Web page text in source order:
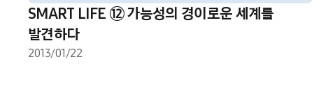
SMART LIFE ⑫ 가능성의 경이로운 세계를
발견하다
2013/01/22